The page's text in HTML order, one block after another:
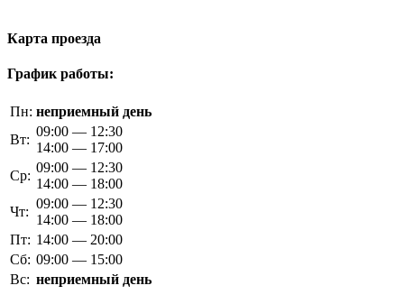
Карта проезда
График работы:
Пн: неприемный день
Вт:
09:00 — 12:30
14:00 — 17:00
Ср:
09:00 — 12:30
14:00 — 18:00
Чт:
09:00 — 12:30
14:00 — 18:00
Пт: 14:00 — 20:00
Сб: 09:00 — 15:00
Вс: неприемный день